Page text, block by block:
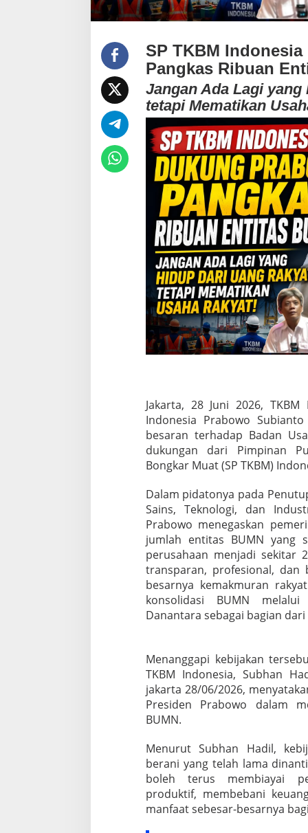
n
n
A
d
a
L
a
g
i
y
a
n
g
H
i
d
u
p
d
a
r
i
U
a
n
g
y
a
t
t
e
t
a
i
M
a
t
i
k
a
U
h
a
R
a
SP TKBM
Pangkas Ribuan
Jangan Ada Lagi
tetapi Mematikan
Jakarta, 28 Juni 2026,
Indonesia Prabowo
besaran terhadap Badan
dukungan dari Pimpinan
Bongkar Muat (SP TKBM)
Dalam pidatonya pada
Sains, Teknologi, dan
Prabowo menegaskan
jumlah entitas BUMN yang
perusahaan menjadi sekitar
transparan, profesional, dan
besarnya kemakmuran
konsolidasi BUMN
Danantara sebagai bagian
Menanggapi kebijakan
TKBM Indonesia, Subhan
jakarta 28/06/2026,
Presiden Prabowo dalam
BUMN.
Menurut Subhan Hadil,
berani yang telah lama
boleh terus membiayai
produktif, membebani
manfaat sebesar-besarnya